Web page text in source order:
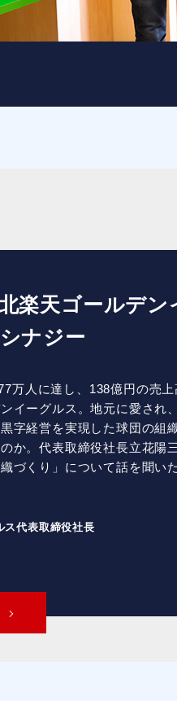
楽天ゴールデン
ナジー
万人に達し、138億円の売
イーグルス。地元に愛され
字経営を実現した球団の組
か。代表取締役社長立花陽
づくり」について話を聞いた
ス代表取締役社長